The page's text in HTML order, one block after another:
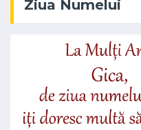
Ziua Numelui